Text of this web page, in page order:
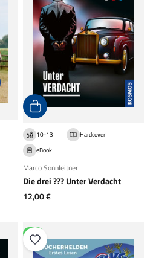
10-13
Hardcover
eBook
Marco Sonnleitner
Die drei ??? Unter Verdacht
Angebot
12,00 €
NEU